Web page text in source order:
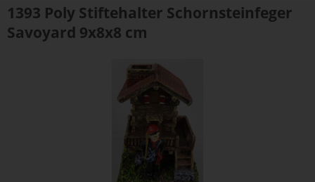
1393 Poly Stiftehalter Schornsteinfeger
Savoyard 9x8x8 cm